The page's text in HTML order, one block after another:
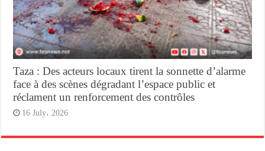
Taza : Des acteurs locaux tirent la sonnette d’alarme
face à des scènes dégradant l’espace public et
réclament un renforcement des contrôles
16 July، 2026